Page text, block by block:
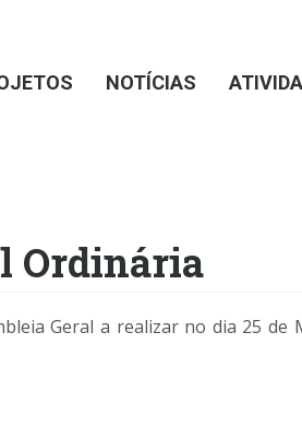
NOTÍCIAS
Ordinária
Geral a realizar no dia 25 de